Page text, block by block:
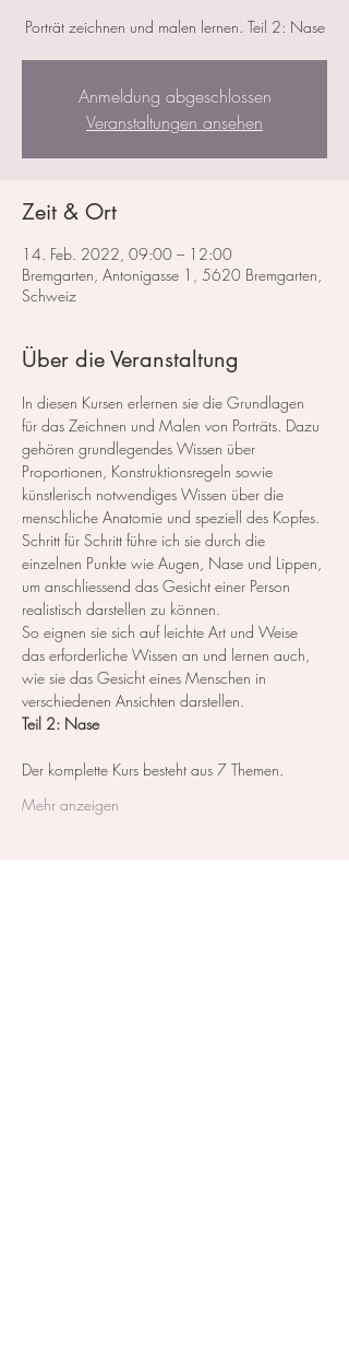
Porträt zeichnen und malen lernen. Teil 2: Nase
Anmeldung abgeschlossen
Veranstaltungen ansehen
Zeit & Ort
14. Feb. 2022, 09:00 – 12:00
Bremgarten, Antonigasse 1, 5620 Bremgarten,
Schweiz
Über die Veranstaltung
In diesen Kursen erlernen sie die Grundlagen
für das Zeichnen und Malen von Porträts. Dazu
gehören grundlegendes Wissen über
Proportionen, Konstruktionsregeln sowie
künstlerisch notwendiges Wissen über die
menschliche Anatomie und speziell des Kopfes.
Schritt für Schritt führe ich sie durch die
einzelnen Punkte wie Augen, Nase und Lippen,
um anschliessend das Gesicht einer Person
realistisch darstellen zu können.
So eignen sie sich auf leichte Art und Weise
das erforderliche Wissen an und lernen auch,
wie sie das Gesicht eines Menschen in
verschiedenen Ansichten darstellen.
Teil 2: Nase
Der komplette Kurs besteht aus 7 Themen. ​
Mehr anzeigen